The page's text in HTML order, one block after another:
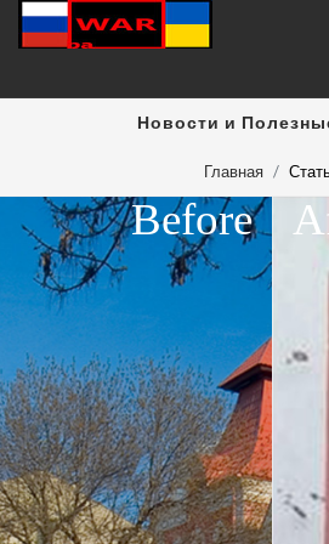
Новости и
Главная
Before